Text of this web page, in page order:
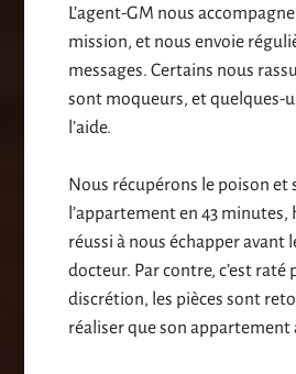
L’agent-GM nous
mission, et nous envoie
messages. Certains nous
sont moqueurs, et quelques-
l’aide.
Nous récupérons le poison et
l’appartement en 43 minutes,
réussi à nous échapper avant
docteur. Par contre, c’est raté
discrétion, les pièces sont
réaliser que son appartement